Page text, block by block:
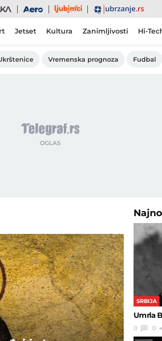
Aero Ljubimci Ubrzanje
Jetset Kultura Zanimljivosti Hi-
Vremenska prognoza Fudbal
SRBIJA
Umrla
0
0